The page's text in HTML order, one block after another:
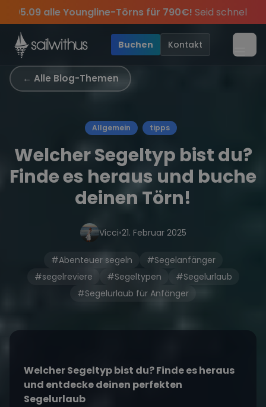
Skip to content
🔥Spätsommer Special:Am 05.09 alle Youngline-
Sichere Dir jetztDein Meilenbuch und Deine
Verpass keineTörn-Updates, Insider-Tippsund
Season Closing Party 2026!Die Saison war legendär –
Buchen Kontakt
← Alle Blog-Themen
Allgemein tipps
Welcher Segeltyp bist du?
Finde es heraus und buche
deinen Törn!
Vicci•21. Februar 2025
#Abenteuer segeln
#Segelanfänger
#segelreviere
#Segeltypen
#Segelurlaub
#Segelurlaub für Anfänger
Welcher Segeltyp bist du? Finde es heraus
und entdecke deinen perfekten
Segelurlaub